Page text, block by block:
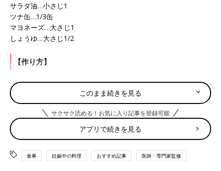
サラダ油…小さじ1
ツナ缶…1/3缶
マヨネーズ…大さじ1
しょうゆ…大さじ1/2
【作り方】
（1）玉ねぎは1cm厚さの輪切りにし、熱したフライパンにサラ
ダ油をひき、両面をこんがり焼く。
（2）（1）を器に盛り、ツナを散らし、よく混ぜ合わせたマヨネ
ーズとしょうゆをかける。
監修／浜内千波先生（ファミリークッキングスクール）
このまま続きを見る
サクサク読める！お気に入り記事を登録可能
アプリで続きを見る
食事 妊娠中の料理 おすすめ記事 医師・専門家監修